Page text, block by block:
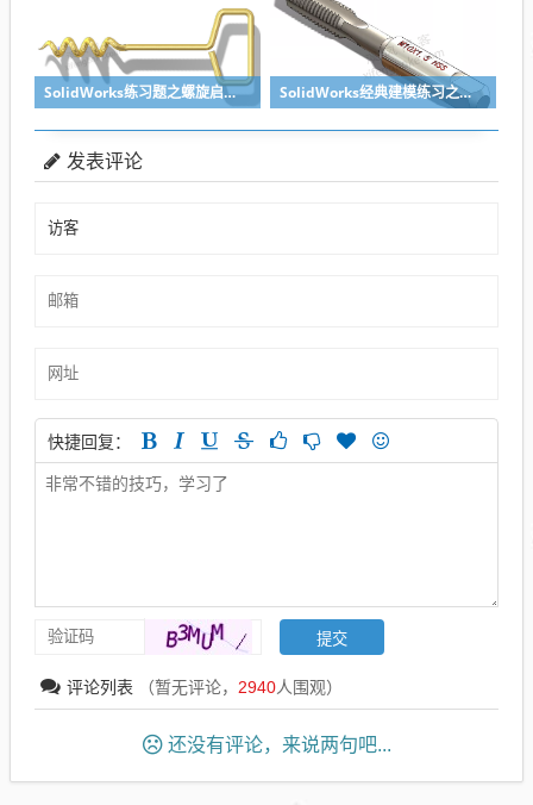
SolidWorks练习题之螺旋启瓶器，螺旋头是关键 SolidWorks经典建模练习之丝锥攻丝钻头的绘制，常规命令练习
发表评论
快捷回复：
评论列表 （暂无评论， 2940人围观）
还没有评论，来说两句吧...